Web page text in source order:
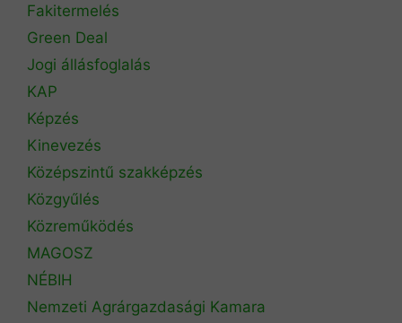
Fakitermelés
Green Deal
Jogi állásfoglalás
KAP
Képzés
Kinevezés
Középszintű szakképzés
Közgyűlés
Közreműködés
MAGOSZ
NÉBIH
Nemzeti Agrárgazdasági Kamara